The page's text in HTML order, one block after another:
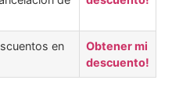
en
Obtener mi
descuento!